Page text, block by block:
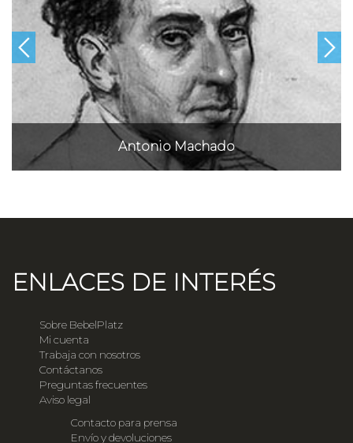
Antonio Machado
ENLACES DE INTERÉS
Sobre BebelPlatz
Mi cuenta
Trabaja con nosotros
Contáctanos
Preguntas frecuentes
Aviso legal
Contacto para prensa
Envío y devoluciones